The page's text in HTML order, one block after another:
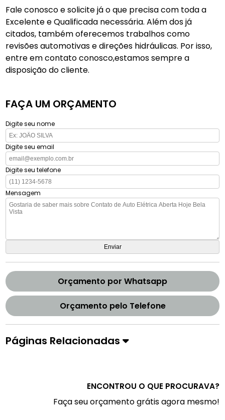
Fale conosco e solicite já o que precisa com toda a
Excelente e Qualificada necessária. Além dos já
citados, também oferecemos trabalhos como
revisões automotivas e direções hidráulicas. Por isso,
entre em contato conosco,estamos sempre a
disposição do cliente.
FAÇA UM ORÇAMENTO
Digite seu nome
Digite seu email
Digite seu telefone
Mensagem
Orçamento por Whatsapp
Orçamento pelo Telefone
Páginas Relacionadas
ENCONTROU O QUE PROCURAVA?
Faça seu orçamento grátis agora mesmo!